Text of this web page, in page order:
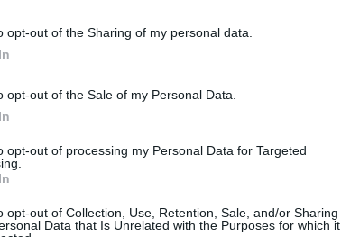
opt-out of the Sharing of my personal data.
opt-out of the Sale of my Personal Data.
opt-out of processing my Personal Data for Targeted
opt-out of Collection, Use, Retention, Sale, and/or Sharing
Data that Is Unrelated with the Purposes for which it
da Elisabetta Gregoraci (@elisabettagregoracireal)
così: "Buongiorno a tutti ☀️Oggi è Santa